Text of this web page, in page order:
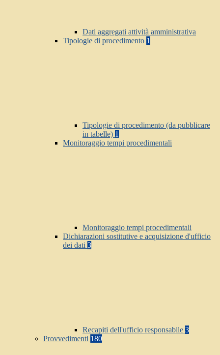
Dati aggregati attività amministrativa
Tipologie di procedimento 1
Tipologie di procedimento (da pubblicare
in tabelle) 1
Monitoraggio tempi procedimentali
Monitoraggio tempi procedimentali
Dichiarazioni sostitutive e acquisizione d'ufficio
dei dati 3
Recapiti dell'ufficio responsabile 3
Provvedimenti 180